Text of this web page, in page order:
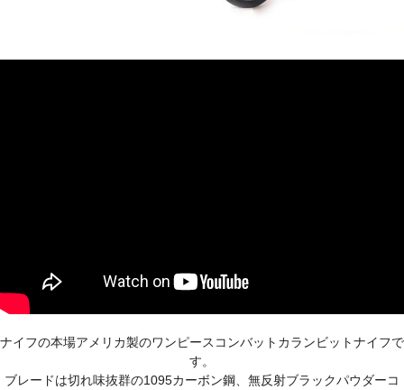
ナイフの本場アメリカ製のワンピースコンバットカランビットナイフで
す。
ブレードは切れ味抜群の1095カーボン鋼、無反射ブラックパウダーコ